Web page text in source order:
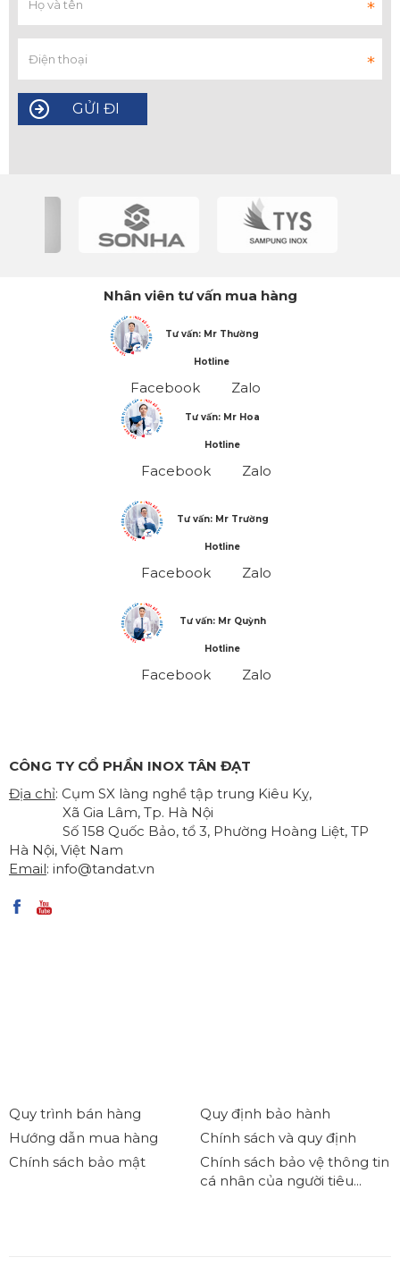
Nhân viên tư vấn mua hàng
Tư vấn: Mr Thường
Hotline
Facebook Zalo
Tư vấn: Mr Hoa
Hotline
Facebook Zalo
Tư vấn: Mr Trường
Hotline
Facebook Zalo
Tư vấn: Mr Quỳnh
Hotline
Facebook Zalo
CÔNG TY CỔ PHẦN INOX TÂN ĐẠT
Địa chỉ: Cụm SX làng nghề tập trung Kiêu Kỵ,
Xã Gia Lâm, Tp. Hà Nội
Số 158 Quốc Bảo, tổ 3, Phường Hoàng Liệt, TP
Hà Nội, Việt Nam
Email: info@tandat.vn
Quy trình bán hàng
Hướng dẫn mua hàng
Chính sách bảo mật
Quy định bảo hành
Chính sách và quy định
Chính sách bảo vệ thông tin
cá nhân của người tiêu...